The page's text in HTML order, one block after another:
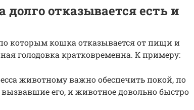
отказывается есть и
которым кошка отказывается от пищи и
голодовка кратковременна. К примеру:
животному важно обеспечить покой, по
его, и животное довольно быстро